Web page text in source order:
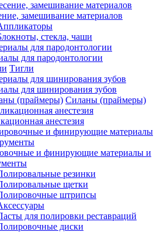
замешивание материалов
стекла, чаши
для пародонтологии
Тигли
для шинирования зубов
Силаны (праймеры)
анестезия
и финирующие материалы и
резинки
щетки
штрипсы
для полировки реставраций
диски